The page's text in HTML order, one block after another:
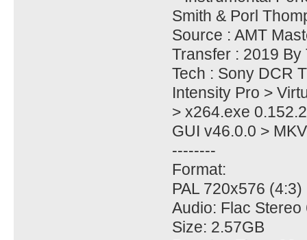
Smith & Porl
Source : AMT
Transfer : 2019
Tech : Sony DCR
Intensity Pro >
> x264.exe
GUI v46.0.0 > MKV
--------
Format:
PAL 720x576
Audio: Flac
Size: 2.57GB